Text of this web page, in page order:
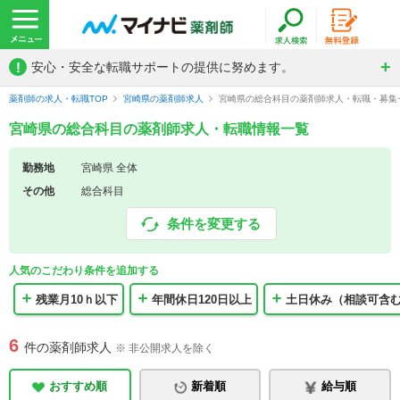
! 安心・安全な転職サポートの提供に努めます。
薬剤師の求人・転職TOP 宮崎県の薬剤師求人 宮崎県の総合科目の薬剤師求人・転職・募集
宮崎県の総合科目の薬剤師求人・転職情報一覧
勤務地
宮崎県 全体
その他
総合科目
条件を変更する
人気のこだわり条件を追加する
残業月10ｈ以下 年間休日120日以上 土日休み（相談可含
6 件の薬剤師求人 ※ 非公開求人を除く
おすすめ順 新着順 給与順